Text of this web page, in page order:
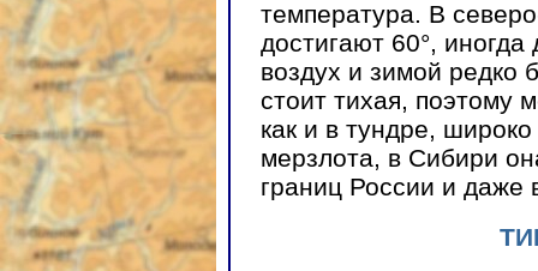
температура. В
достигают 60°,
воздух и зимой редко
стоит тихая, поэтому
как и в тундре,
мерзлота, в Сибири
границ России и даже